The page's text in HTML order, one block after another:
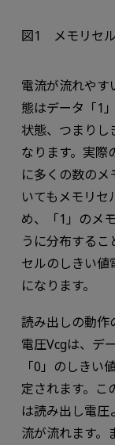
図1 メモリセ
電流が流れやす
態はデータ「1
状態、つまりし
なります。実際
に多くの数のメ
いてもメモリ
め、「1」のメ
うに分布するこ
セルのしきい値
になります。
読み出しの動作
電圧Vcgは、デ
「0」のしきい
定されます。こ
は読み出し電
流が流れます。